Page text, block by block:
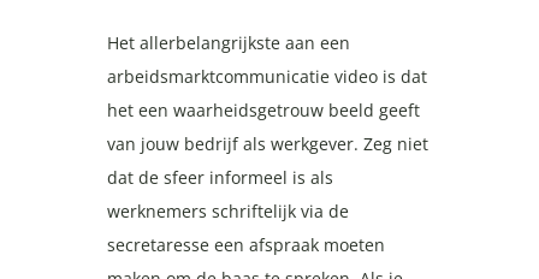
Het allerbelangrijkste aan een
arbeidsmarktcommunicatie video is dat
het een waarheidsgetrouw beeld geeft
van jouw bedrijf als werkgever. Zeg niet
dat de sfeer informeel is als
werknemers schriftelijk via de
secretaresse een afspraak moeten